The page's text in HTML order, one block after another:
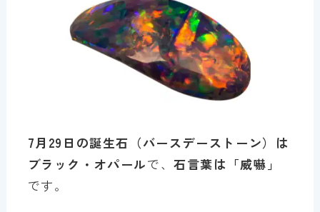
7月29日の誕生石（バースデーストーン）は
ブラック・オパールで、石言葉は「威嚇」
です。